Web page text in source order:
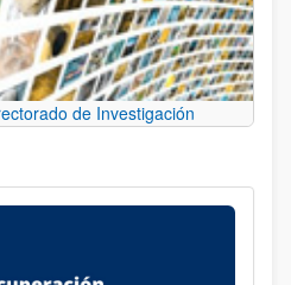
de Investigación